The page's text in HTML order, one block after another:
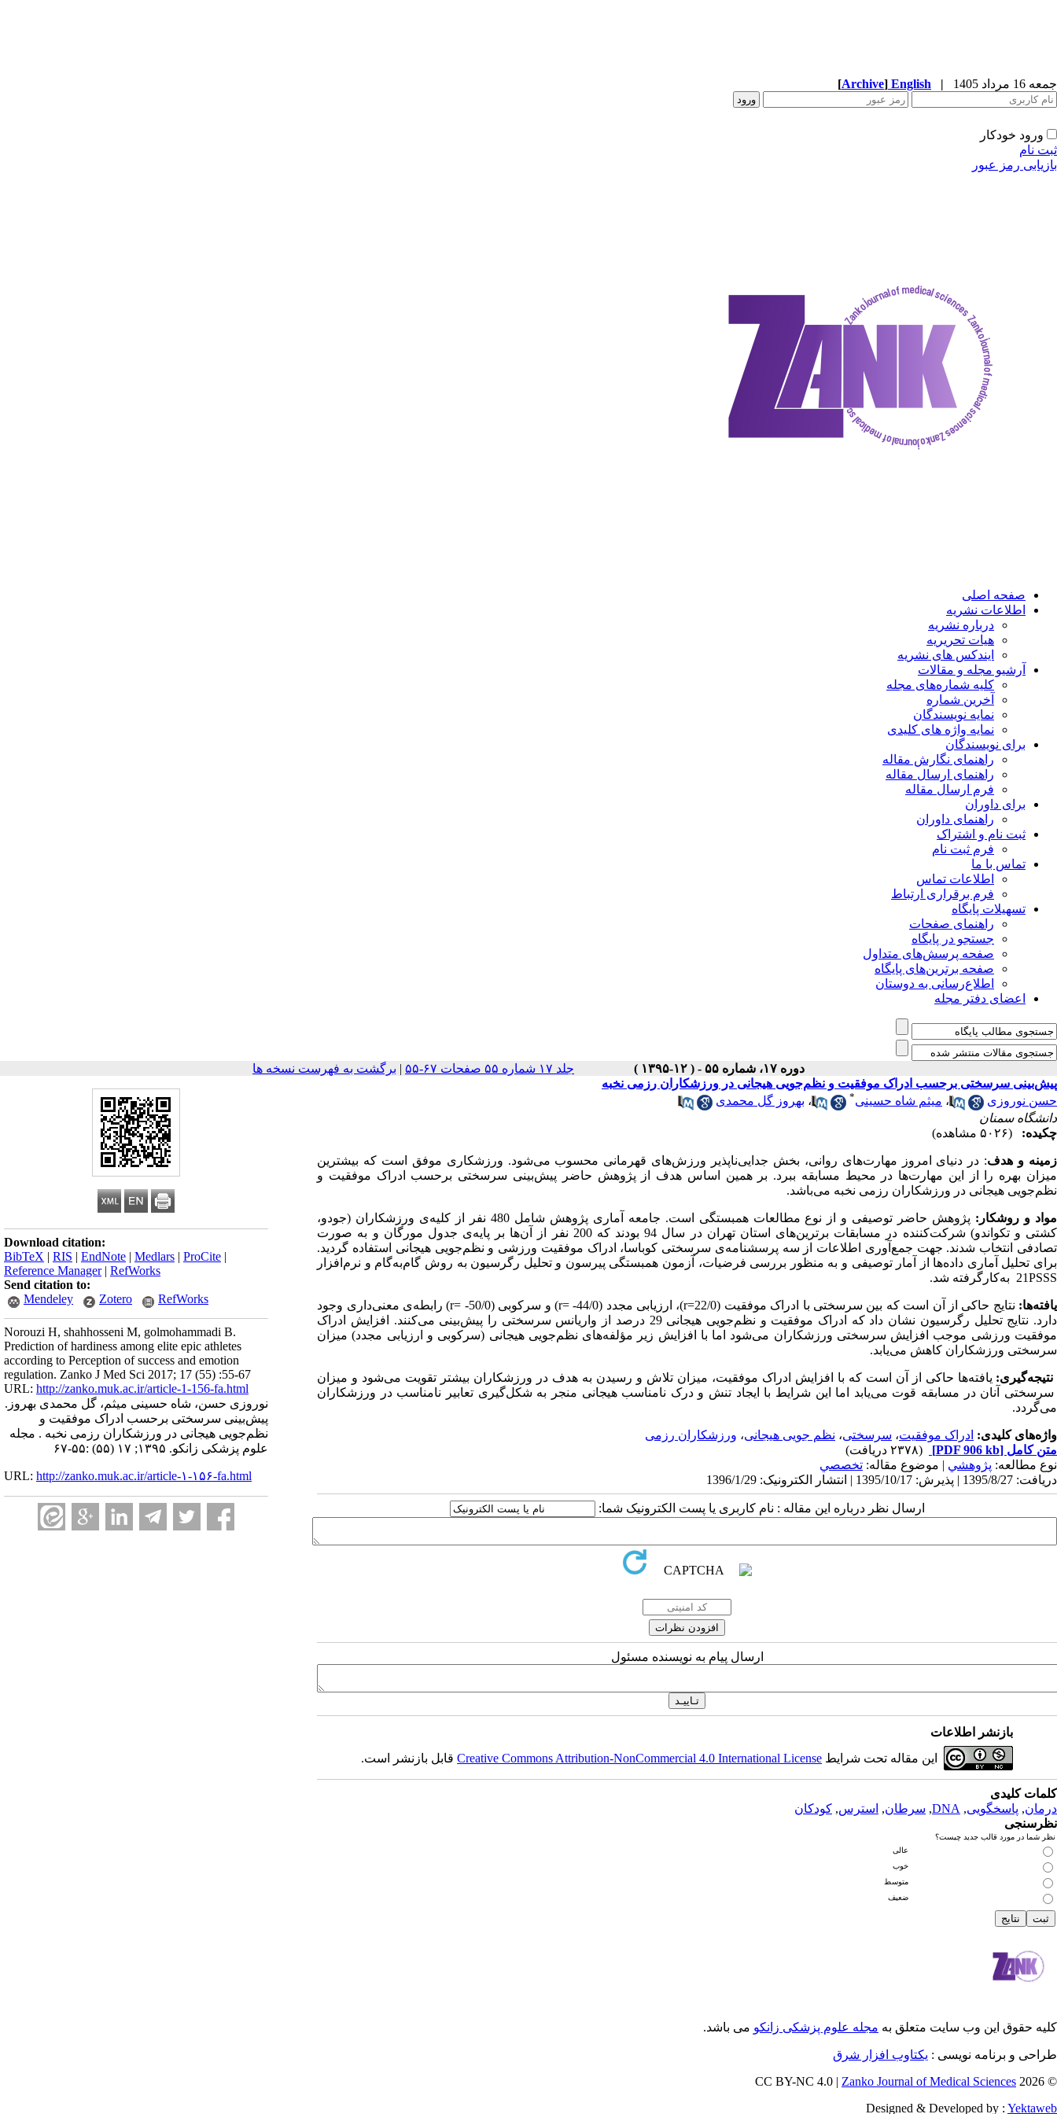
جمعه 16 مرداد 1405 |
English
[Archive]
ورود خودکار
ثبت نام
بازیابی رمز عبور
صفحه اصلی
اطلاعات نشریه
درباره نشریه
هیات تحریریه
ایندکس های نشریه
آرشیو مجله و مقالات
کلیه شماره‌های مجله
آخرین شماره
نمایه نویسندگان
نمایه واژه های کلیدی
برای نویسندگان
راهنمای نگارش مقاله
راهنمای ارسال مقاله
فرم ارسال مقاله
برای داوران
راهنمای داوران
ثبت نام و اشتراک
فرم ثبت نام
تماس با ما
اطلاعات تماس
فرم برقراری ارتباط
تسهیلات پایگاه
راهنمای صفحات
جستجو در پایگاه
صفحه پرسش‌های متداول
صفحه برترین‌های پایگاه
اطلاع‌رسانی به دوستان
اعضای دفتر مجله
دوره ۱۷، شماره ۵۵ - ( ۱۲-۱۳۹۵ ) جلد ۱۷ شماره ۵۵ صفحات ۶۷-۵۵ | برگشت به فهرست نسخه ها
Download citation:
BibTeX | RIS | EndNote | Medlars | ProCite |
Reference Manager| RefWorks
Send citation to:
Mendeley
Zotero RefWorks
Norouzi H, shahhosseni M, golmohammadi B.
Prediction of hardiness among elite epic athletes
according to Perception of success and emotion
regulation. Zanko J Med Sci 2017; 17 (55) :55-67
URL: http://zanko.muk.ac.ir/article-1-156-fa.html
نوروزی حسن، شاه حسینی میثم، گل محمدی بهروز.
پیش‌بینی سرسختی برحسب ادراک موفقیت و
نظم‌جویی هیجانی در ورزشکاران رزمی نخبه . مجله
علوم پزشکی زانکو. ۱۳۹۵; ۱۷ (۵۵) :۵۵-۶۷
URL: http://zanko.muk.ac.ir/article-۱-۱۵۶-fa.html
پیش‌بینی سرسختی برحسب ادراک موفقیت و نظم‌جویی هیجانی در ورزشکاران رزمی نخبه
حسن نوروزی
، میثم شاه حسینی* ، بهروز گل محمدی
دانشگاه سمنان
چکیده:
(۵۰۲۶ مشاهده)
زمینه و هدف: در دنیای امروز مهارت‌های روانی، بخش جدایی‌ناپذیر ورزش‌های قهرمانی محسوب می‌شود. ورزشکاری موفق است که بیشترین
میزان بهره را از این مهارت‌ها در محیط مسابقه ببرد. بر همین اساس هدف از پژوهش حاضر پیش‌بینی سرسختی برحسب ادراک موفقیت و
نظم‌جویی هیجانی در ورزشکاران رزمی نخبه می‌باشد.
مواد و روش­کار:
پژوهش حاضر توصیفی و از نوع مطالعات همبستگی است. جامعه آماری پژوهش شامل 480 نفر از کلیه‌ی ورزشکاران (جودو،
کشتی و تکواندو) شرکت‌کننده در مسابقات برترین‌های استان تهران در سال 94 بودند که 200 نفر از آن‌ها بر پایه‌ی جدول مورگان و به صورت
تصادفی انتخاب شدند. جهت جمع‌آوری اطلاعات از سه پرسشنامه‌ی سرسختی کوباسا، ادراک موفقیت ورزشی و نظم‌جویی هیجانی استفاده گردید.
برای تحلیل آماری داده‌ها از آمار توصیفی و به منظور بررسی فرضیات، آزمون همبستگی پیرسون و تحلیل رگرسیون به روش گام‌به‌گام و نرم‌افزار
S
PSS
21 به‌کارگرفته شد.
یافته‌ها: نتایج حاکی از آن است که بین سرسختی با ادراک موفقیت (22/0= r)، ارزیابی مجدد (44/0- = r) و سرکوبی (50/0- = r) رابطه‌ی معنی‌داری وجود
دارد. نتایج تحلیل رگرسیون نشان داد که ادراک موفقیت و نظم‌جویی هیجانی 29 درصد از واریانس سرسختی را پیش‌بینی می‌کنند. افزایش ادراک
موفقیت ورزشی موجب افزایش سرسختی ورزشکاران می‌شود اما با افزایش زیر مؤلفه‌های نظم‌جویی هیجانی (سرکوبی و ارزیابی مجدد) میزان
سرسختی ورزشکاران کاهش می‌یابد.
نتیجه‌گیری: یافته‌ها حاکی از آن است که با افزایش ادراک موفقیت، میزان تلاش و رسیدن به هدف در ورزشکاران بیشتر تقویت می‌شود و میزان
سرسختی آنان در مسابقه قوت می‌یابد اما این شرایط با ایجاد تنش و درک نامناسب هیجانی منجر به شکل‌گیری تعابیر نامناسب در ورزشکاران
می‌گردد.
واژه‌های کلیدی: ادراک موفقیت، سرسختی، نظم جویی هیجانی، ورزشکاران رزمی
متن کامل [PDF 906 kb]
(۲۳۷۸ دریافت)
نوع مطالعه: پژوهشي | موضوع مقاله: تخصصي
دریافت: 1395/8/27 | پذیرش: 1395/10/17 | انتشار الکترونیک: 1396/1/29
ارسال نظر درباره این مقاله : نام کاربری یا پست الکترونیک شما:
ارسال پیام به نویسنده مسئول
بازنشر اطلاعات
این مقاله تحت شرایط Creative Commons Attribution-NonCommercial 4.0 International Licenseقابل بازنشر است.
کلمات کلیدی
درمان, پاسخگویی,
DNA
, سرطان, استرس, کودکان
نظرسنجی
نظر شما در مورد قالب جدید چیست؟
عالی
خوب
متوسط
ضعیف
کلیه حقوق این وب سایت متعلق به مجله علوم پزشکی زانکو می باشد.
طراحی و برنامه نویسی : یکتاوب افزار شرق
© 2026 CC BY-NC 4.0 |
Zanko Journal of Medical Sciences
Designed & Developed by : Yektaweb